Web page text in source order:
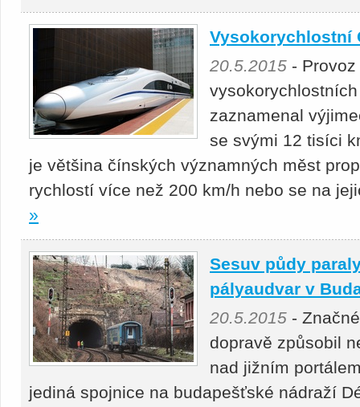
Vysokorychlostní
20.5.2015 -
zaznamenal
se svými 12 tisíci
je většina čínských významných měst
rychlostí více než 200 km/h nebo se na
»
Sesuv půdy
pályaudvar v
20.5.2015 -
dopravě způsobil
nad jižním
jediná spojnice na budapešťské nádraží